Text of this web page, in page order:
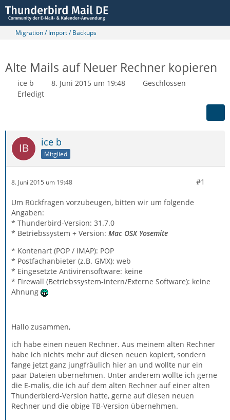
Migration / Import / Backups
Alte Mails auf Neuer Rechner kopieren
ice b 8. Juni 2015 um 19:48
Geschlossen
Erledigt
ice b
Mitglied
8. Juni 2015 um 19:48 #1
Um Rückfragen vorzubeugen, bitten wir um folgende
Angaben:
* Thunderbird-Version: 31.7.0
* Betriebssystem + Version: Mac OSX Yosemite
* Kontenart (POP / IMAP): POP
* Postfachanbieter (z.B. GMX): web
* Eingesetzte Antivirensoftware: keine
* Firewall (Betriebssystem-intern/Externe Software): keine
Ahnung
Hallo zusammen,
ich habe einen neuen Rechner. Aus meinem alten Rechner
habe ich nichts mehr auf diesen neuen kopiert, sondern
fange jetzt ganz jungfräulich hier an und wollte nur ein
paar Dateien übernehmen. Unter anderem wollte ich gerne
die E-malis, die ich auf dem alten Rechner auf einer alten
Thunderbierd-Version hatte, gerne auf diesen neuen
Rechner und die obige TB-Version übernehmen.